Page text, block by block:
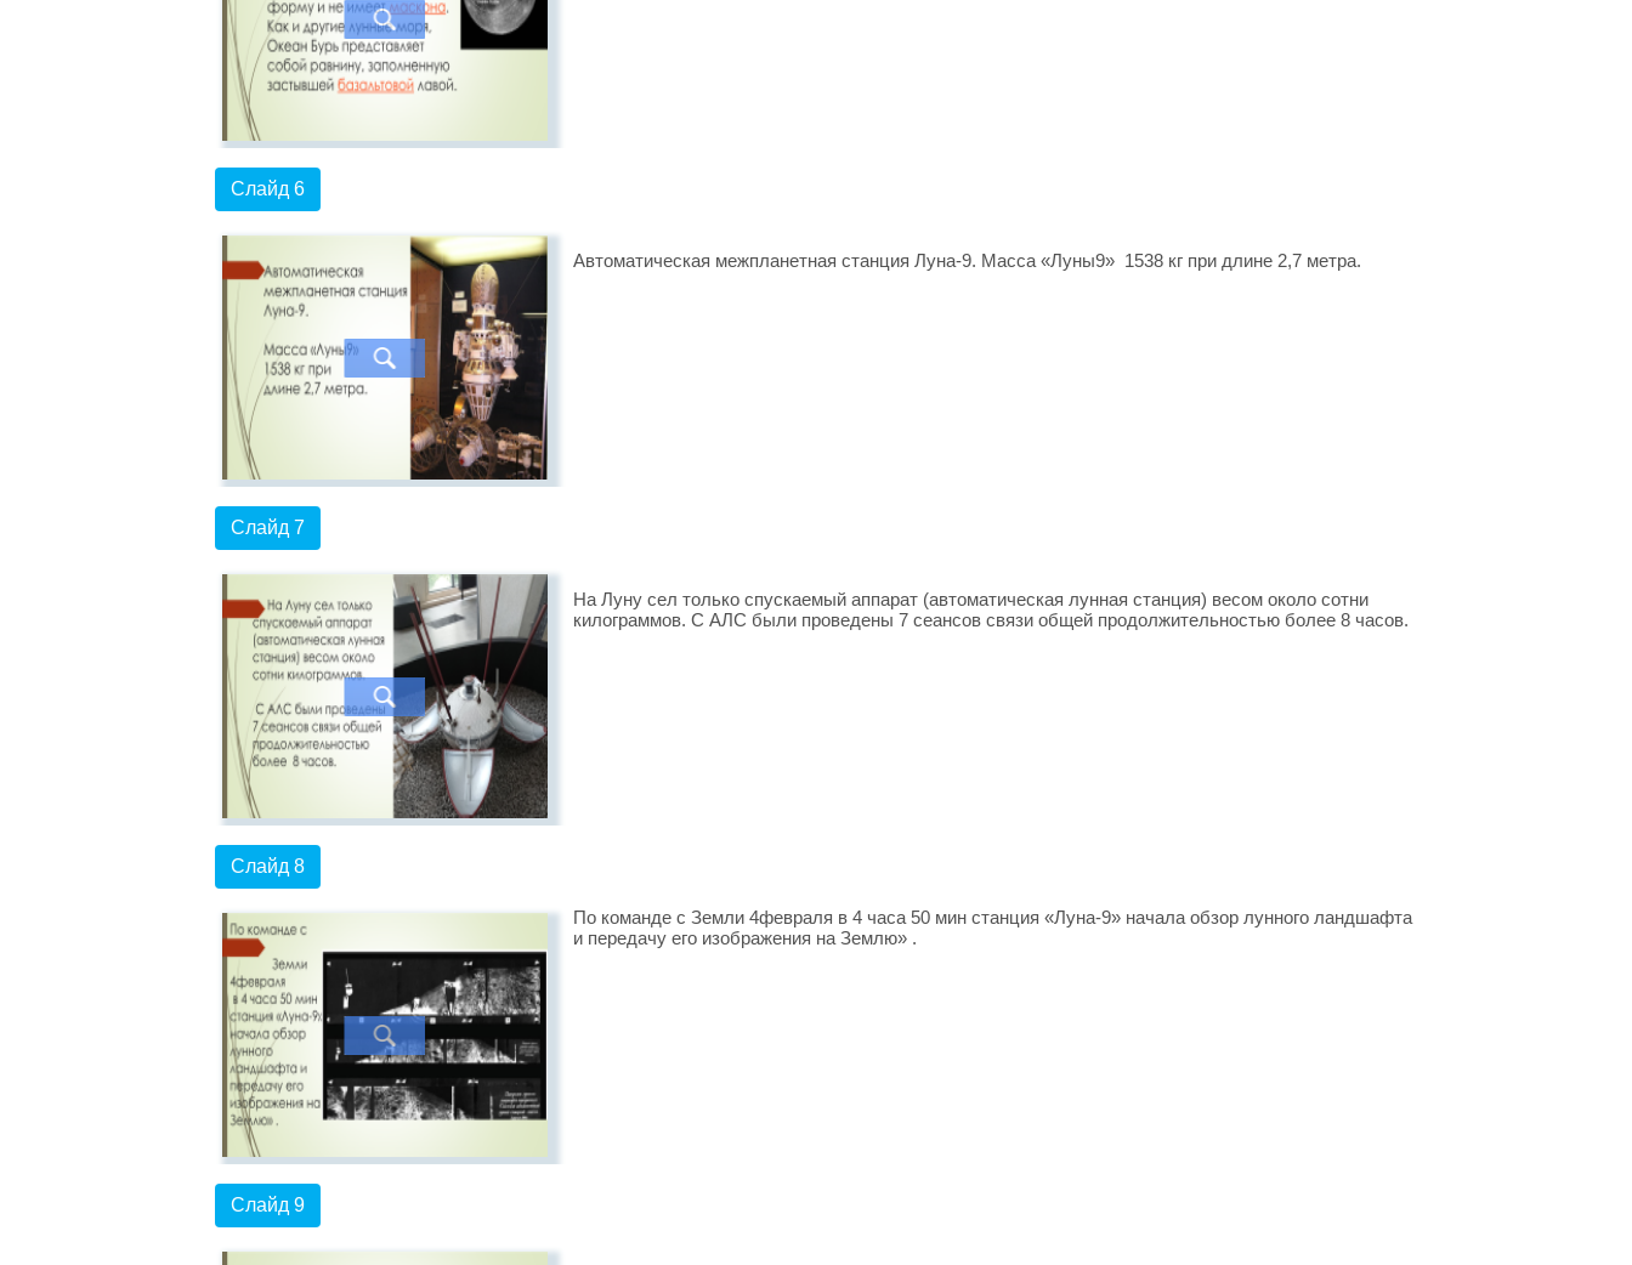
Слайд 6
Автоматическая межпланетная станция Луна-9. Масса «Луны9» 1538 кг при длине 2,7 метра.
Слайд 7
На Луну сел только спускаемый аппарат (автоматическая лунная станция) весом около сотни
килограммов. С АЛС были проведены 7 сеансов связи общей продолжительностью более 8 часов.
Слайд 8
По команде с Земли 4февраля в 4 часа 50 мин станция «Луна-9» начала обзор лунного ландшафта
и передачу его изображения на Землю» .
Слайд 9